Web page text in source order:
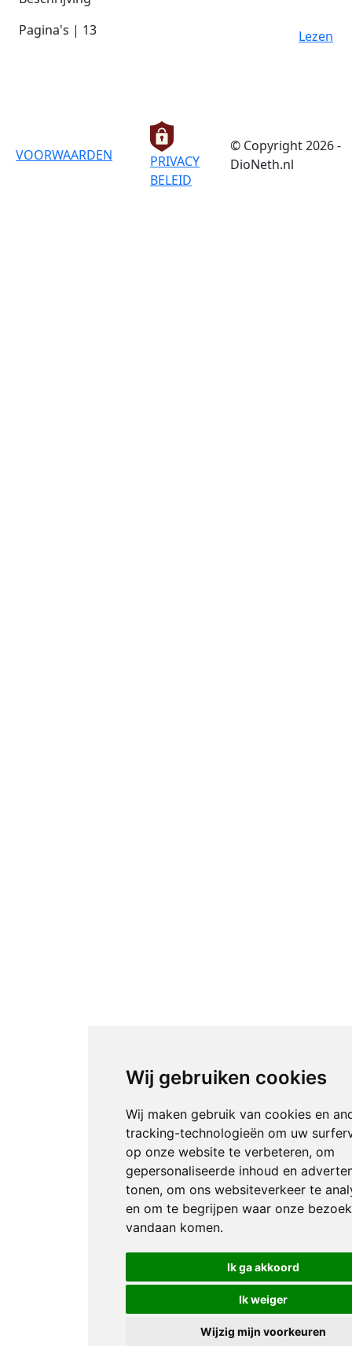
Wij gebruiken cookies
Wij maken gebruik van cookies en
tracking-technologieën om uw
op onze website te verbeteren, om
gepersonaliseerde inhoud en
tonen, om ons websiteverkeer te
en om te begrijpen waar onze
vandaan komen.
Ik ga akkoord
Ik weiger
Wijzig mijn voorkeuren
Pagina's | 13
Lezen
VOORWAARDEN
PRIVACY
BELEID
© Copyright 2026 -
DioNeth.nl